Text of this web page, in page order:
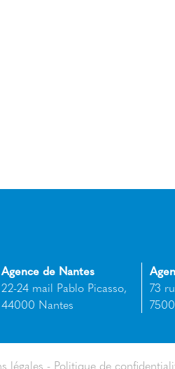
Agence de Nantes
22-24 mail Pablo Picasso,
44000 Nantes
73
légales Politique de